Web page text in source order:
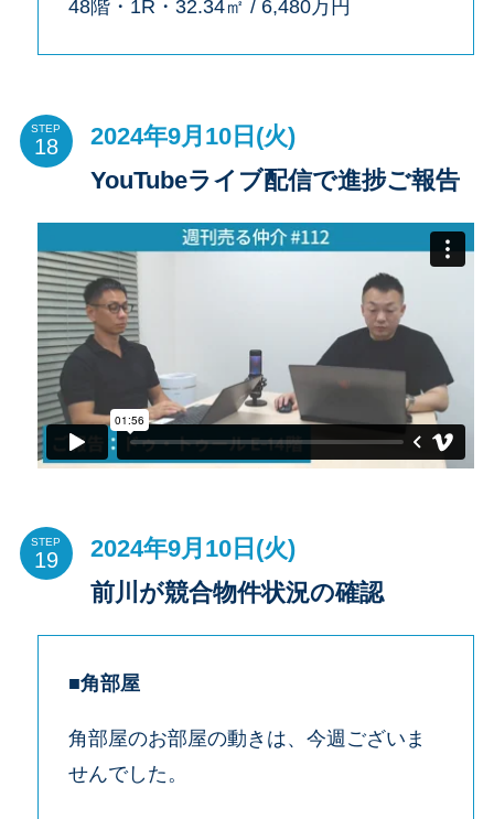
48階・1R・32.34㎡ / 6,480万円
STEP
2024年9月10日(火)
YouTubeライブ配信で進捗ご報告
STEP
2024年9月10日(火)
前川が競合物件状況の確認
■角部屋
角部屋のお部屋の動きは、今週ございま
せんでした。